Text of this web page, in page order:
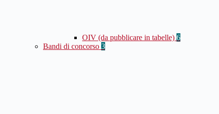
OIV (da pubblicare in tabelle) 6
Bandi di concorso 3